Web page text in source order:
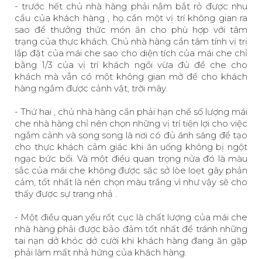
- trước hết chủ nhà hàng phải nắm bắt rỏ được nhu
cầu của khách hàng , họ cần một vị trí không gian ra
sao để thưởng thức món ăn cho phù hợp với tâm
trạng của thực khách. Chủ nhà hàng cần tâm tính vị trị
lắp đặt của mái che sao cho diện tích của mái che chỉ
bằng 1/3 của vị trí khách ngồi vừa đủ để che cho
khách mà vẫn có một không gian mở để cho khách
hàng ngắm được cảnh vật, trời mây.
- Thứ hai , chủ nhà hàng cần phải hạn chế số lượng mái
che nhà hàng chỉ nên chọn những vị trí tiện lợi cho việc
ngắm cảnh và song song là nơi có đủ ánh sáng để tạo
cho thực khách cảm giác khi ăn uống không bị ngột
ngạc bức bối. Và một điều quan trọng nửa đó là màu
sắc của mái che không được sặc sở lòe loẹt gây phản
cảm, tốt nhất là nên chọn màu trắng vì như vậy sẽ cho
thấy được sự trang nhả .
- Một điều quan yếu rốt cục là chất lượng của mái che
nhà hàng phải được bảo đảm tốt nhất để tránh những
tai nạn dở khóc dở cười khi khách hàng đang ăn gặp
phải làm mất nhả hứng của khách hàng.